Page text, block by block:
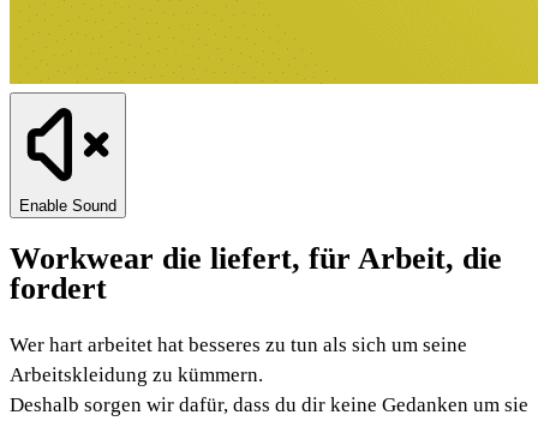
Enable Sound
Workwear die liefert, für Arbeit, die
fordert
Wer hart arbeitet hat besseres zu tun als sich um seine
Arbeitskleidung zu kümmern.
Deshalb sorgen wir dafür, dass du dir keine Gedanken um sie